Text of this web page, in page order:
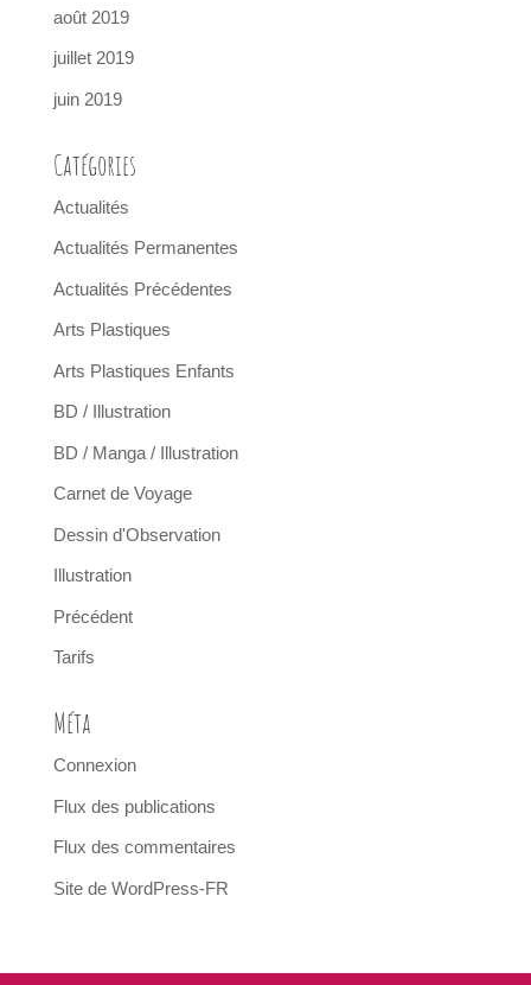
août 2019
juillet 2019
juin 2019
Catégories
Actualités
Actualités Permanentes
Actualités Précédentes
Arts Plastiques
Arts Plastiques Enfants
BD / Illustration
BD / Manga / Illustration
Carnet de Voyage
Dessin d'Observation
Illustration
Précédent
Tarifs
Méta
Connexion
Flux des publications
Flux des commentaires
Site de WordPress-FR